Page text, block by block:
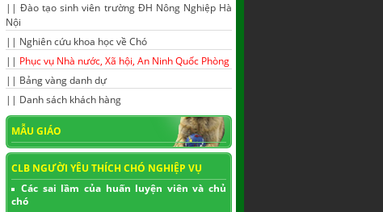
||Đào tạo sinh viên trường ĐH Nông Nghiệp Hà
Nội
|| Nghiên cứu khoa học về Chó
|| Phục vụ Nhà nước, Xã hội, An Ninh Quốc Phòng
|| Bảng vàng danh dự
|| Danh sách khách hàng
MẪU GIÁO
CLB NGƯỜI YÊU THÍCH CHÓ NGHIỆP VỤ
Các sai lầm của huấn luyện viên và chủ
chó